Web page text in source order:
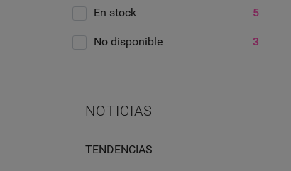
En stock 5
No disponible 3
NOTICIAS
TENDENCIAS